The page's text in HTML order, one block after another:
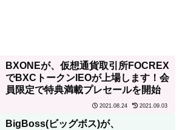
BXONEが、仮想通貨取引所FOCREX
でBXCトークンIEOが上場します！会
員限定で特典満載プレセールを開始
2021.08.24 2021.09.03
BigBoss(ビッグボス)が、